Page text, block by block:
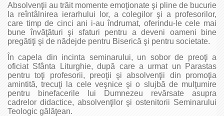
Absolvenţii au trăit momente emoţionate şi pline de bucurie
la reîntâlnirea ierarhului lor, a colegilor şi a profesorilor,
care timp de cinci ani i-au îndrumat, oferindu-le cele mai
bune învăţături şi sfaturi pentru a deveni oameni bine
pregătiţi şi de nădejde pentru Biserică şi pentru societate.
În capela din incinta seminarului, un sobor de preoţi a
oficiat Sfânta Liturghie, după care a urmat un Parastas
pentru toţi profesorii, preoţii şi absolvenţii din promoţia
amintită, trecuţi la cele veşnice şi o slujbă de mulţumire
pentru binefacerile lui Dumnezeu revărsate asupra
cadrelor didactice, absolvenţilor şi ostenitorii Seminarului
Teologic gălăţean.